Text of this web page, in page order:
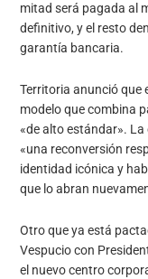
mitad será pagada al
definitivo, y el resto
garantía bancaria.
Territoria anunció que
modelo que combina
«de alto estándar».
«una reconversión
identidad icónica y
que lo abran
Otro que ya está
Vespucio con
el nuevo centro